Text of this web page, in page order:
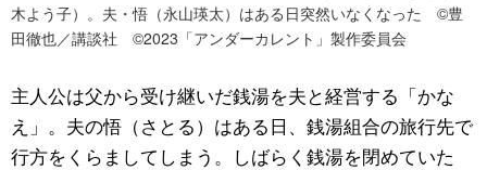
木よう子）。夫・悟（永山瑛太）はある日突然いなくなった ©豊
田徹也／講談社 ©2023「アンダーカレント」製作委員会
主人公は父から受け継いだ銭湯を夫と経営する「かな
え」。夫の悟（さとる）はある日、銭湯組合の旅行先で
行方をくらましてしまう。しばらく銭湯を閉めていた